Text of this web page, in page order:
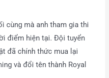
cùng mà anh tham gia thi
điểm hiện tại. Đội tuyển
đã chính thức mua lại
và đổi tên thành Royal